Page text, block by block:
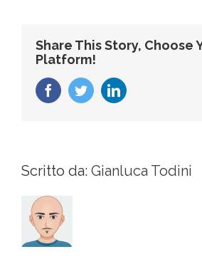
Share This Story, Choose
Platform!
FacebookTwitterLinkedIn
Scritto da: Gianluca Todini